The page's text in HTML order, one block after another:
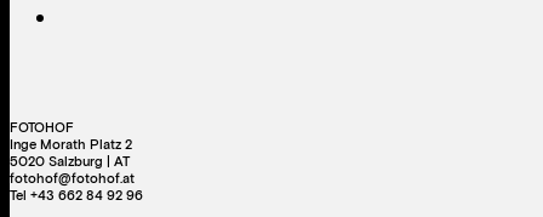
FOTOHOF
Inge Morath Platz 2
5020 Salzburg | AT
fotohof@fotohof.at
Tel +43 662 84 92 96